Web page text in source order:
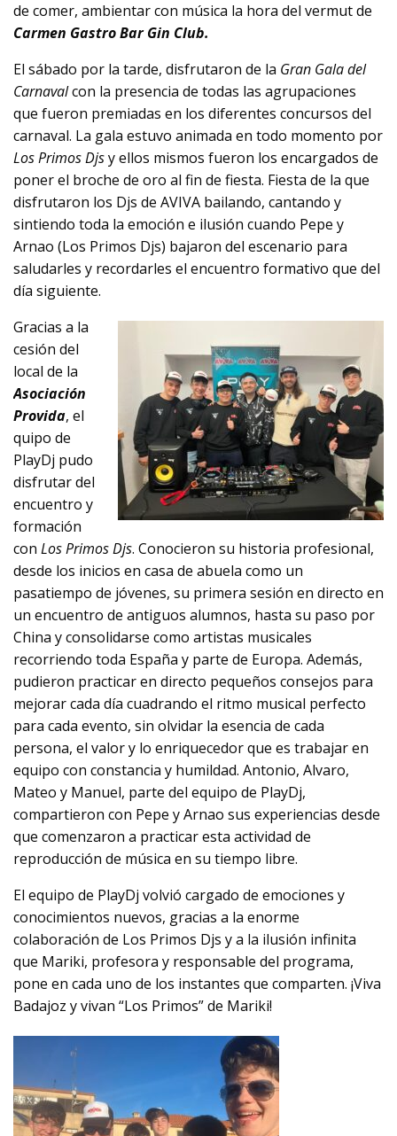
de comer, ambientar con música la hora del vermut de
Carmen Gastro Bar Gin Club.
El sábado por la tarde, disfrutaron de la Gran Gala del
Carnavalcon la presencia de todas las agrupaciones
que fueron premiadas en los diferentes concursos del
carnaval. La gala estuvo animada en todo momento por
Los Primos Djsy ellos mismos fueron los encargados de
poner el broche de oro al fin de fiesta. Fiesta de la que
disfrutaron los Djs de AVIVA bailando, cantando y
sintiendo toda la emoción e ilusión cuando Pepe y
Arnao (Los Primos Djs) bajaron del escenario para
saludarles y recordarles el encuentro formativo que del
día siguiente.
Gracias a la
cesión del
local de la
Asociación
Provida, el
quipo de
PlayDj pudo
disfrutar del
encuentro y
formación
con Los Primos Djs. Conocieron su historia profesional,
desde los inicios en casa de abuela como un
pasatiempo de jóvenes, su primera sesión en directo en
un encuentro de antiguos alumnos, hasta su paso por
China y consolidarse como artistas musicales
recorriendo toda España y parte de Europa. Además,
pudieron practicar en directo pequeños consejos para
mejorar cada día cuadrando el ritmo musical perfecto
para cada evento, sin olvidar la esencia de cada
persona, el valor y lo enriquecedor que es trabajar en
equipo con constancia y humildad. Antonio, Alvaro,
Mateo y Manuel, parte del equipo de PlayDj,
compartieron con Pepe y Arnao sus experiencias desde
que comenzaron a practicar esta actividad de
reproducción de música en su tiempo libre.
El equipo de PlayDj volvió cargado de emociones y
conocimientos nuevos, gracias a la enorme
colaboración de Los Primos Djs y a la ilusión infinita
que Mariki, profesora y responsable del programa,
pone en cada uno de los instantes que comparten. ¡Viva
Badajoz y vivan “Los Primos” de Mariki!